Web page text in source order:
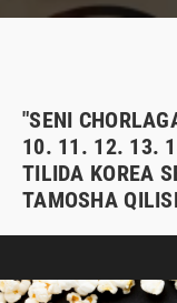
"SENI
10. 11. 12. 13.
TILIDA KOREA
TAMOSHA